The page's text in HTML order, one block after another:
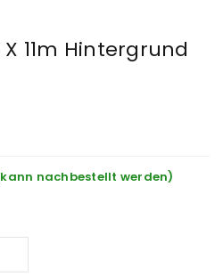
X 11m Hintergrund
nachbestellt werden)